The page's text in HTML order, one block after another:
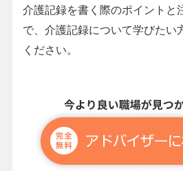
介護記録を書く際のポイントと
で、介護記録について学びたい
ください。